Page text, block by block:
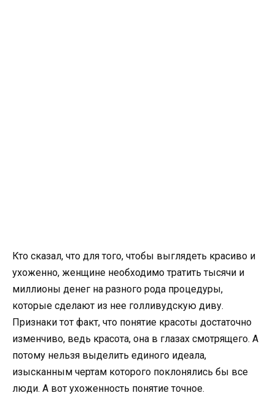
Кто сказал, что для того, чтобы выглядеть красиво и
ухоженно, женщине необходимо тратить тысячи и
миллионы денег на разного рода процедуры,
которые сделают из нее голливудскую диву.
Признаки тот факт, что понятие красоты достаточно
изменчиво, ведь красота, она в глазах смотрящего. А
потому нельзя выделить единого идеала,
изысканным чертам которого поклонялись бы все
люди. А вот ухоженность понятие точное.